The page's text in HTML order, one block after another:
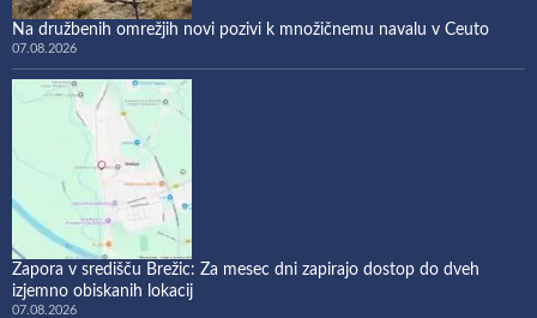
Na družbenih omrežjih novi pozivi k množičnemu navalu v Ceuto
07.08.2026
Zapora v središču Brežic: Za mesec dni zapirajo dostop do dveh
izjemno obiskanih lokacij
07.08.2026